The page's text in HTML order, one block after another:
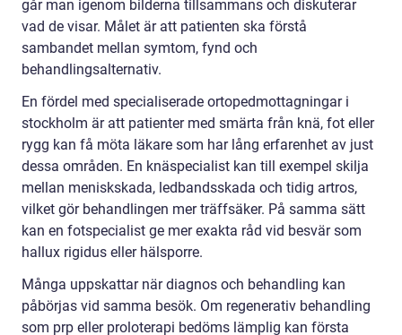
går man igenom bilderna tillsammans och diskuterar
vad de visar. Målet är att patienten ska förstå
sambandet mellan symtom, fynd och
behandlingsalternativ.
En fördel med specialiserade ortopedmottagningar i
stockholm är att patienter med smärta från knä, fot eller
rygg kan få möta läkare som har lång erfarenhet av just
dessa områden. En knäspecialist kan till exempel skilja
mellan meniskskada, ledbandsskada och tidig artros,
vilket gör behandlingen mer träffsäker. På samma sätt
kan en fotspecialist ge mer exakta råd vid besvär som
hallux rigidus eller hälsporre.
Många uppskattar när diagnos och behandling kan
påbörjas vid samma besök. Om regenerativ behandling
som prp eller proloterapi bedöms lämplig kan första